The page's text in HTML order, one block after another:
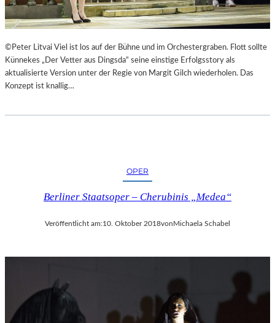
©Peter Litvai Viel ist los auf der Bühne und im Orchestergraben. Flott sollte
Künnekes „Der Vetter aus Dingsda“ seine einstige Erfolgsstory als
aktualisierte Version unter der Regie von Margit Gilch wiederholen. Das
Konzept ist knallig…
OPER
Berliner Staatsoper – Cherubinis „Medea“
Veröffentlicht am:10. Oktober 2018vonMichaela Schabel